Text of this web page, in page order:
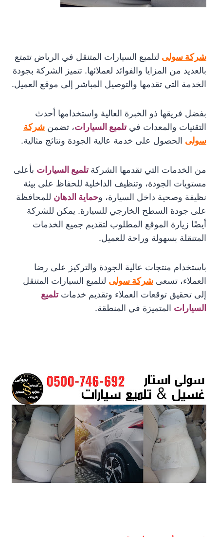
شركة سولى لتلميع السيارات المتنقل في الرياض تتمتع
بالعديد من المزايا والفوائد لعملائها. تتميز الشركة بجودة
الخدمة التي تقدمها والتوصيل المباشر إلى موقع العميل.
بفضل فريقها ذو الخبرة العالية واستخدامها أحدث
التقنيات والمعدات فيتلميع السيارات، تضمن شركة
سولى الحصول على خدمة عالية الجودة ونتائج مثالية.
من الخدمات التي تقدمها الشركةتلميع السيارات بأعلى
مستويات الجودة، وتنظيف الداخلية للحفاظ على بيئة
نظيفة وصحية داخل السيارة، وحماية الدهان للمحافظة
على جودة السطح الخارجي للسيارة. يمكن للشركة
أيضًا زيارة الموقع المطلوب لتقديم جميع الخدمات
المتنقلة بسهولة وراحة للعميل.
باستخدام منتجات عالية الجودة والتركيز على رضا
العملاء، تسعى شركة سولى لتلميع السيارات المتنقل
إلى تحقيق توقعات العملاء وتقديم خدماتتلميع
السيارات المتميزة في المنطقة.